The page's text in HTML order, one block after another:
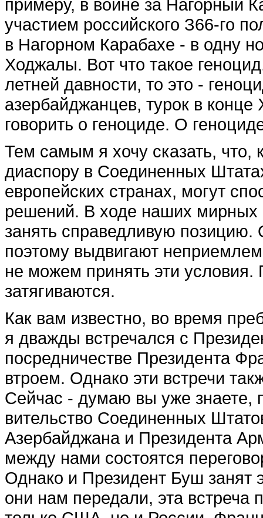
примеру, в войне за Нагорный
участием рос­сийского З66-го
в Нагорном Карабахе - в одну
Ходжалы. Вот что такое
летней давности, то это -
азербайджанцев, турок в
говорить о геноци­де. О
Тем самым я хочу сказать,
диаспору в Соеди­ненных
европейских стра­нах, могут
решений. В ходе наших мирных
занять справедли­вую
поэтому выдвигают
не можем при­нять эти
затягиваются.
Как вам известно, во время
я дважды встречался с
посредничестве Президента
втроем. Од­нако эти встречи
Сей­час - думаю вы уже
вительство Соединенных
Азербайджана и Президента
между нами состоятся
Однако и Президент Буш
они нам переда­ли, эта встреча